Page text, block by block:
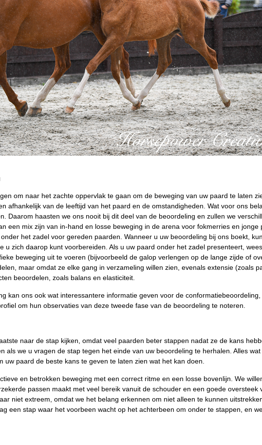
om naar het zachte oppervlak te gaan om de beweging van uw paard te laten
afhankelijk van de leeftijd van het paard en de omstandigheden. Wat voor ons
Daarom haasten we ons nooit bij dit deel van de beoordeling en zullen we
een mix zijn van in-hand en losse beweging in de arena voor fokmerries en
het zadel voor gereden paarden. Wanneer u uw beoordeling bij ons boekt,
u zich daarop kunt voorbereiden. Als u uw paard onder het zadel presenteert,
beweging uit te voeren (bijvoorbeeld de galop verlengen op de lange zijde of
maar omdat ze elke gang in verzameling willen zien, evenals extensie (zoals
beoordelen, zoals balans en elasticiteit.
kan ons ook wat interessantere informatie geven voor de
om hun observaties van deze tweede fase van de beoordeling te noteren.
naar de stap kijken, omdat veel paarden beter stappen nadat ze de kans
als we u vragen de stap tegen het einde van uw beoordeling te herhalen. Alles
uw paard de beste kans te geven te laten zien wat het kan doen.
en betrokken beweging met een correct ritme en een losse bovenlijn. We
passen maakt met veel bereik vanuit de schouder en een goede oversteek
niet extreem, omdat we het belang erkennen om niet alleen te kunnen
een stap waar het voorbeen wacht op het achterbeen om onder te stappen, en